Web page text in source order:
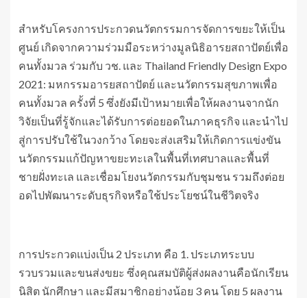
สำหรับโครงการประกวดนวัตกรรมการจัดการขยะให้เป็น
ศูนย์ เกิดจากความร่วมมือระหว่างมูลนิธิอารยสถาปัตย์เพื่อ
คนทั้งมวล ร่วมกับ วช. และ Thailand Friendly Design Expo
2021: มหกรรมอารยสถาปัตย์ และนวัตกรรมสุขภาพเพื่อ
คนทั้งมวล ครั้งที่ 5 ซึ่งยังมีเป้าหมายเพื่อให้ผลงานจากนัก
วิจัยเป็นที่รู้จักและได้รับการต่อยอดในภาคธุรกิจ และนำไป
สู่การปรับใช้ในวงกว้าง โดยจะส่งเสริมให้เกิดการแข่งขัน
นวัตกรรมแก้ปัญหาขยะทะเลในพื้นที่เทศบาลและพื้นที่
ชายฝั่งทะเล และเชื่อมโยงนวัตกรรมกับชุมชน รวมถึงต่อย
อดไปพัฒนาระดับธุรกิจหรือใช้ประโยชน์ในชีวิตจริง
การประกวดแบ่งเป็น 2 ประเภท คือ 1. ประเภทระบบ
รวบรวมและขนส่งขยะ ซึ่งคุณสมบัติผู้ส่งผลงานคือนักเรียน
นิสิต นักศึกษา และมีสมาชิกอย่างน้อย 3 คน โดย 5 ผลงาน